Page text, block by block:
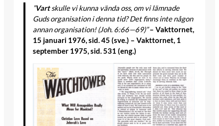
”Vartskulle vi kunna vända oss, om vi lämnade
Guds organisation i denna tid? Det finns inte någon
annan organisation! (Joh. 6:66—69)”– Vakttornet,
15 januari 1976, sid. 45 (sve.) – Vakttornet, 1
september 1975, sid. 531 (eng.)